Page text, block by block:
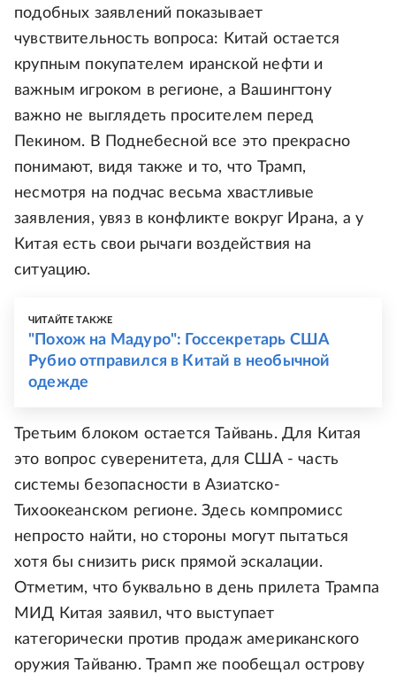
подобных заявлений показывает
чувствительность вопроса: Китай остается
крупным покупателем иранской нефти и
важным игроком в регионе, а Вашингтону
важно не выглядеть просителем перед
Пекином. В Поднебесной все это прекрасно
понимают, видя также и то, что Трамп,
несмотря на подчас весьма хвастливые
заявления, увяз в конфликте вокруг Ирана, а у
Китая есть свои рычаги воздействия на
ситуацию.
ЧИТАЙТЕ ТАКЖЕ
"Похож на Мадуро": Госсекретарь США
Рубио отправился в Китай в необычной
одежде
Третьим блоком остается Тайвань. Для Китая
это вопрос суверенитета, для США - часть
системы безопасности в Азиатско-
Тихоокеанском регионе. Здесь компромисс
непросто найти, но стороны могут пытаться
хотя бы снизить риск прямой эскалации.
Отметим, что буквально в день прилета Трампа
МИД Китая заявил, что выступает
категорически против продаж американского
оружия Тайваню. Трамп же пообещал острову